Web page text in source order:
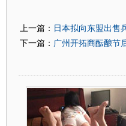
上一篇： 日本拟向东盟出售
下一篇： 广州开拓商酝酿节